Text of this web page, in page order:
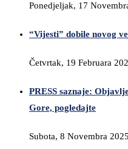
Ponedjeljak, 17
“Vijesti” dobile novog
Četvrtak, 19 Februara
PRESS saznaje:
Gore, pogledajte
Subota, 8 Novembra